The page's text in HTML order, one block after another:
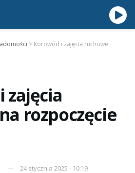
> Korowód i zajęcia ruchowe
zajęcia
rozpoczęcie
24 stycznia 2025 - 10:19